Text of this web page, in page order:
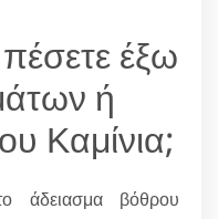
έξω
ή
Καμίνια;
άδειασμα βόθρου